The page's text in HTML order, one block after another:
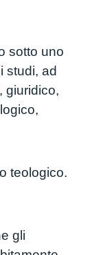
sotto uno
studi, ad
giuridico,
teologico.
gli